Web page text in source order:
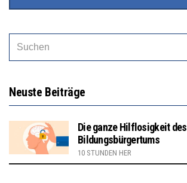
Neuste Beiträge
Die ganze Hilflosigkeit des
Bildungsbürgertums
10 STUNDEN HER